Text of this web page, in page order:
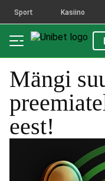
Sport Kasiino
Mängi
eest!